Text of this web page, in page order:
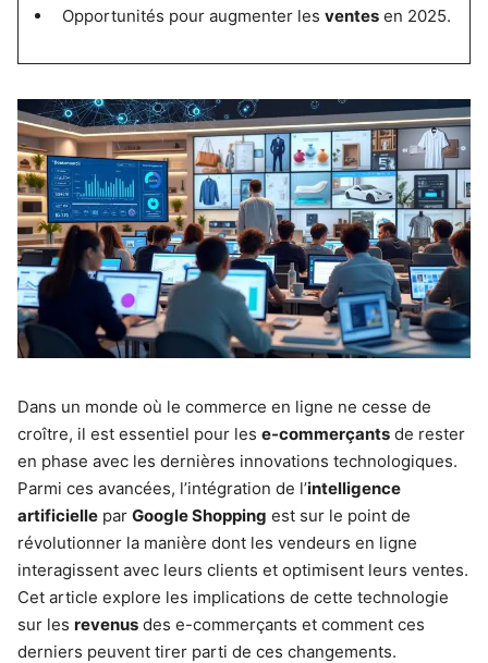
Opportunités pour augmenter les ventesen 2025.
Dans un monde où le commerce en ligne ne cesse de
croître, il est essentiel pour les e-commerçants de rester
en phase avec les dernières innovations technologiques.
Parmi ces avancées, l’intégration de l’intelligence
artificielle par Google Shopping est sur le point de
révolutionner la manière dont les vendeurs en ligne
interagissent avec leurs clients et optimisent leurs ventes.
Cet article explore les implications de cette technologie
sur les revenus des e-commerçants et comment ces
derniers peuvent tirer parti de ces changements.